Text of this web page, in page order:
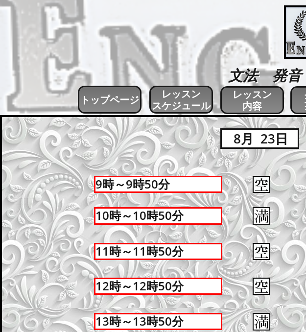
文法 発
トップページ
レッスン
スケジュール
レッスン
内容
9時～9時50分
11時～11時50分
10時～10時50分
12時～12時50分
13時～13時50分
8月 23日
たくさ